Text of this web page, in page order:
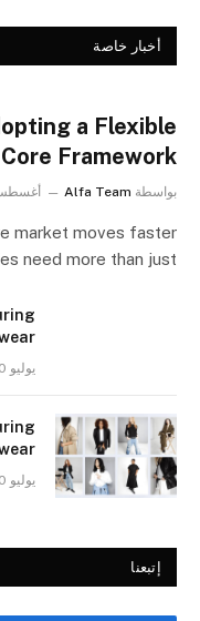
أخبار خاصة
a Flexible
Framework
بواسطة Alfa Team أغسطس 1,
market moves faster
need more than just…
يوليو 30, 2026
يوليو 30, 2026
إتبعنا